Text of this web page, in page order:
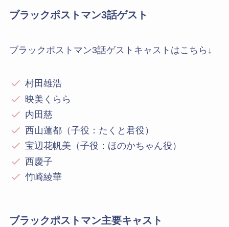
ブラックポストマン3話ゲスト
ブラックポストマン3話ゲストキャストはこちら↓
村田雄浩
映美くらら
内田慈
西山蓮都（子役：たくと君役）
宝辺花帆美（子役：ほのかちゃん役）
西慶子
竹崎綾華
ブラックポストマン主要キャスト